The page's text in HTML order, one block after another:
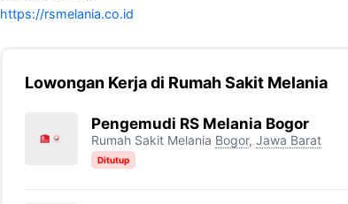
https://rsmelania.co.id
Lowongan Kerja di Rumah Sakit Melania
Pengemudi RS Melania Bogor
Rumah Sakit Melania Bogor, Jawa Barat
Ditutup